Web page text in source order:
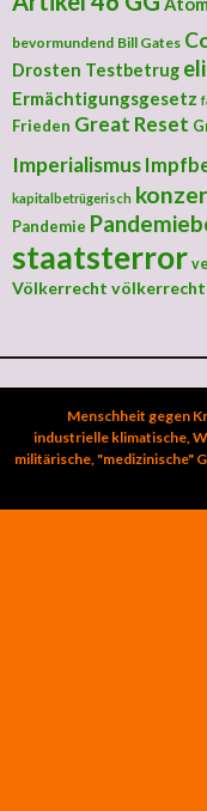
bevormundend Bill Gates
Drosten Testbetrug
Ermächtigungsgesetz
Frieden Great Reset
Imperialismus
kapitalbetrügerisch
Pandemie
staatsterror
Völkerrecht
Menschheit gegen
industrielle klimatische,
militärische, "medizinische"